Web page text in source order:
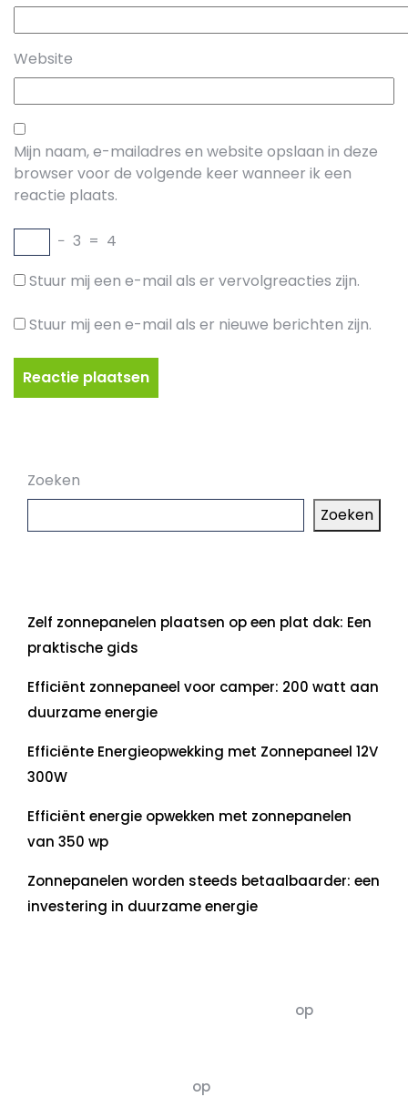
Website
Mijn naam, e-mailadres en website opslaan in deze
browser voor de volgende keer wanneer ik een
reactie plaats.
− 3 = 4
Stuur mij een e-mail als er vervolgreacties zijn.
Stuur mij een e-mail als er nieuwe berichten zijn.
Zoeken
Zoeken
Zelf zonnepanelen plaatsen op een plat dak: Een
praktische gids
Efficiënt zonnepaneel voor camper: 200 watt aan
duurzame energie
Efficiënte Energieopwekking met Zonnepaneel 12V
300W
Efficiënt energie opwekken met zonnepanelen
van 350 wp
Zonnepanelen worden steeds betaalbaarder: een
investering in duurzame energie
op
op